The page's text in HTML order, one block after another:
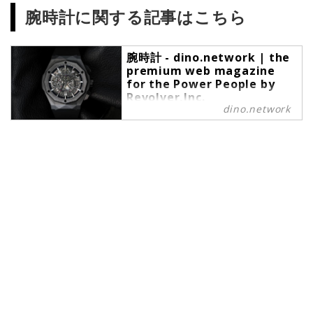
腕時計に関する記事はこちら
腕時計 - dino.network | the
premium web magazine
for the Power People by
Revolver,Inc.
腕時計 の記事一覧 - dino.network
dino.network